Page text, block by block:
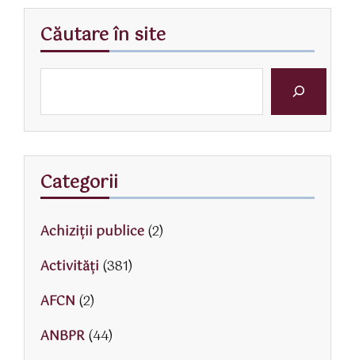
Căutare în site
Categorii
Achiziții publice(2)
Activităţi (381)
AFCN (2)
ANBPR(44)